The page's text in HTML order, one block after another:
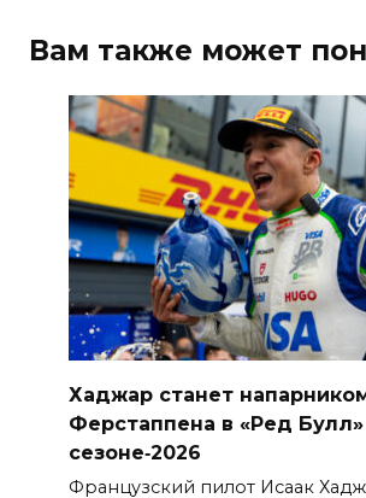
Вам также может
Хаджар станет
Ферстаппена в «Ред Булл»
сезоне‑2026
Французский пилот Исаак